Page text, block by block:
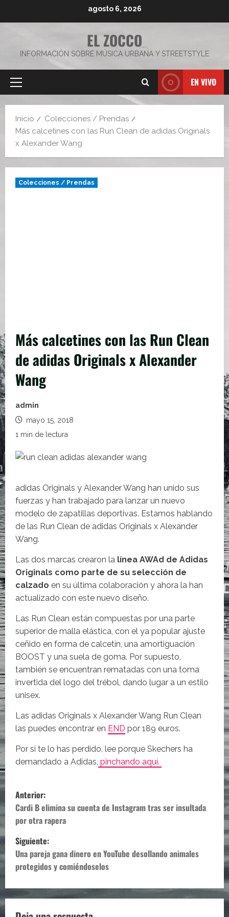
agosto 6, 2026
EL ZOCCO
INFORMACIÓN SOBRE MÚSICA URBANA Y STREETSTYLE
Menú
EN VIVO
Inicio
Colecciones / Prendas
Más calcetines con las Run Clean de adidas Originals
x Alexander Wang
Colecciones / Prendas
Más calcetines con las Run Clean
de adidas Originals x Alexander
Wang
admin
mayo 15, 2018
1 min de lectura
adidas Originals y Alexander Wang han unido sus
fuerzas y han trabajado para lanzar un nuevo
modelo de zapatillas deportivas. Estamos hablando
de las Run Clean de adidas Originals x Alexander
Wang.
Las dos marcas crearon la línea AWAd de Adidas
Originals como parte de su selección de
calzado en su última colaboración y ahora la han
actualizado con este nuevo diseño.
Las Run Clean están compuestas por una parte
superior de malla elástica, con el ya popular ajuste
ceñido en forma de calcetín, una amortiguación
BOOST y una suela de goma. Por supuesto,
también se encuentran rematadas con una toma
invertida del logo del trébol, dando lugar a un estilo
unisex.
Las adidas Originals x Alexander Wang Run Clean
las puedes encontrar en END por 189 euros.
Por si te lo has perdido, lee porque Skechers ha
demandado a Adidas, pinchando aquí.
N
a
v
e
g
a
Anterior:
Cardi B elimina su cuenta de Instagram tras ser insultada
por otra rapera
Siguiente:
Una pareja gana dinero en YouTube desollando animales
protegidos y comiéndoselos